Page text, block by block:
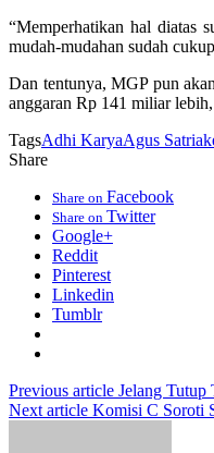
“Memperhatikan hal diatas
mudah-mudahan sudah
Dan tentunya, MGP pun
anggaran Rp 141 miliar
TagsAdhi KaryaAgus Satria
Share
Share on Facebook
Share on Twitter
Google+
Reddit
Pinterest
Linkedin
Tumblr
Previous article Jelang Tutup
Next article Komisi C Soroti